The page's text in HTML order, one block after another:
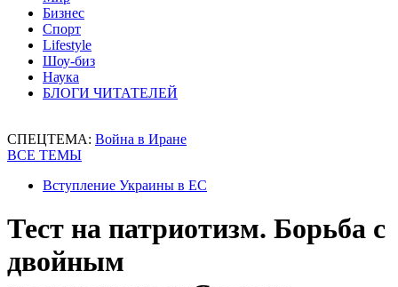
Бизнес
Спорт
Lifestyle
Шоу-биз
Наука
БЛОГИ ЧИТАТЕЛЕЙ
СПЕЦТЕМА: Война в Иране
ВСЕ ТЕМЫ
Вступление Украины в ЕС
Тест на патриотизм. Борьба с
двойным